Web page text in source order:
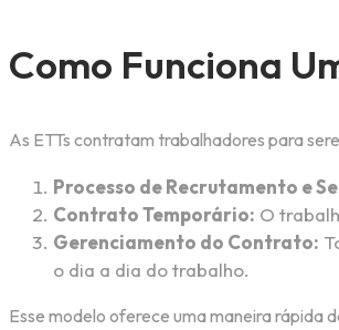
Como Funciona
As ETTs contratam trabalhadores para
Processo de Recrutamento e
Contrato Temporário: O
Gerenciamento do Contrato:
o dia a dia do trabalho.
Esse modelo oferece uma maneira rápida